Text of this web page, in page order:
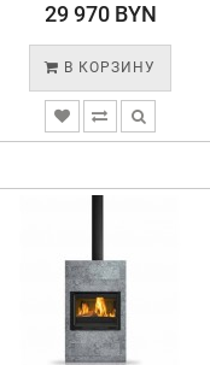
29 970 BYN
В КОРЗИНУ